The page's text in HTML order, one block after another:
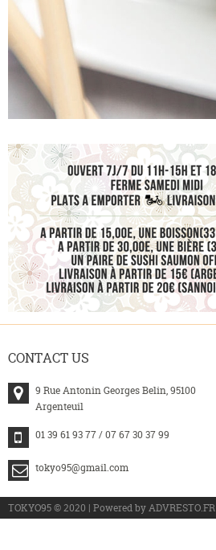
CONTACTUS
9 Rue Antonin Georges Belin, 95100
Argenteuil
01 39 61 93 77 / 07 67 30 37 99
tokyo95@gmail.com
TOKYO95 © 2020 | Powered by ADVRESTO.FR